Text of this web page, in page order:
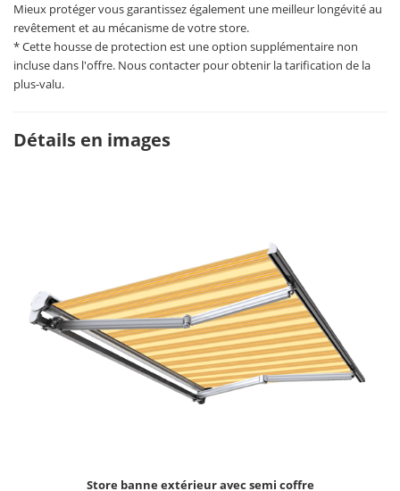
Mieux protéger vous garantissez également une meilleur longévité au
revêtement et au mécanisme de votre store.
* Cette housse de protection est une option supplémentaire non
incluse dans l'offre. Nous contacter pour obtenir la tarification de la
plus-valu.
Détails en images
Store banne extérieur avec semi coffre